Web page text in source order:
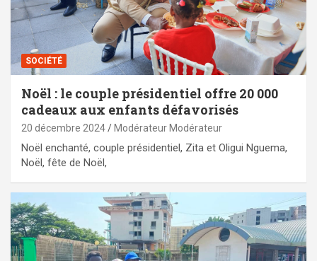
SOCIÉTÉ
Noël : le couple présidentiel offre 20 000
cadeaux aux enfants défavorisés
20 décembre 2024 Modérateur Modérateur
Noël enchanté, couple présidentiel, Zita et Oligui Nguema,
Noël, fête de Noël,